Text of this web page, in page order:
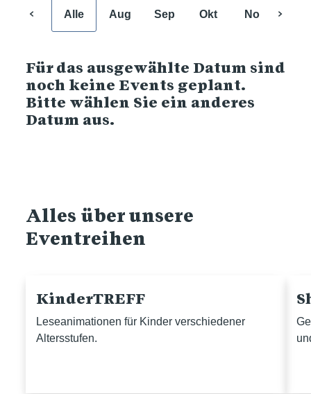
Alle Aug Sep Okt Nov
Für das ausgewählte Datum sind
noch keine Events geplant.
Bitte wählen Sie ein anderes
Datum aus.
Alles über unsere
Eventreihen
KinderTREFF
Leseanimationen für Kinder verschiedener
Altersstufen.